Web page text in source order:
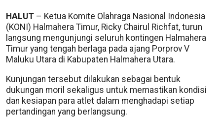
HALUT – Ketua Komite Olahraga Nasional Indonesia
(KONI) Halmahera Timur, Ricky Chairul Richfat, turun
langsung mengunjungi seluruh kontingen Halmahera
Timur yang tengah berlaga pada ajang Porprov V
Maluku Utara di Kabupaten Halmahera Utara.
Kunjungan tersebut dilakukan sebagai bentuk
dukungan moril sekaligus untuk memastikan kondisi
dan kesiapan para atlet dalam menghadapi setiap
pertandingan yang berlangsung.